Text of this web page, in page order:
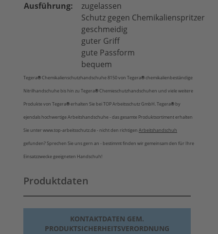
Ausführung:
zugelassen
Schutz gegen Chemikalienspritzer
geschmeidig
guter Griff
gute Passform
bequem
Tegera®Chemikalienschutzhandschuhe 8150von Tegera®chemikalienbeständige
Nitrilhandschuhe bis hin zu Tegera®Chemieschutzhandschuhen und viele weitere
Produkte von Tegera®erhalten Sie bei TOP Arbeitsschutz GmbH. Tegera® by
ejendals hochwertige Arbeitshandschuhe - das gesamte Produktsortiment erhalten
Sie unter www.top-arbeitsschutz.de - nicht den richtigen Arbeitshandschuh
gefunden? Sprechen Sie uns gern an - bestimmt finden wir gemeinsam den für Ihre
Einsatzzwecke geeigneten Handschuh!
Produktdaten
KONTAKTDATEN GEM.
PRODUKTSICHERHEITSVERORDNUNG